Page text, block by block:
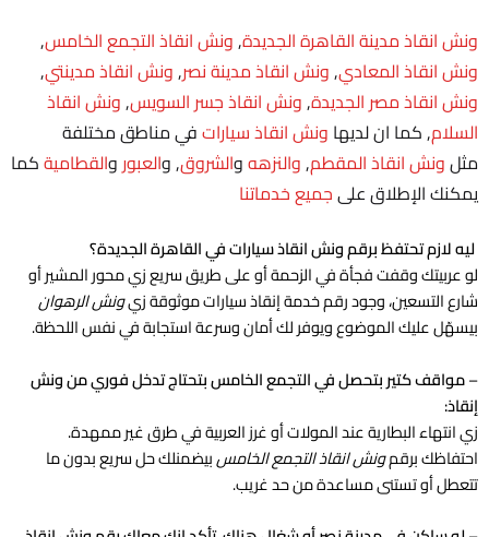
ونش انقاذ مدينة القاهرة الجديدة,ونش انقاذ التجمع الخامس,
ونش انقاذ المعادي,ونش انقاذ مدينة نصر,ونش انقاذ مدينتي,
ونش انقاذ مصر الجديدة,ونش انقاذ جسر السويس,ونش انقاذ
السلام, كما ان لديها ونش انقاذ سياراتفي مناطق مختلفة
مثلونش انقاذ المقطم,والنزههوالشروق, والعبور والقطاميةكما
يمكنك الإطلاق علىجميع خدماتنا
ليه لازم تحتفظ برقم ونش انقاذ سيارات في القاهرة الجديدة؟
لو عربيتك وقفت فجأة في الزحمة أو على طريق سريع زي محور المشير أو
شارع التسعين، وجود رقم خدمة إنقاذ سيارات موثوقة زيونش الرهوان
بيسهّل عليك الموضوع ويوفر لك أمان وسرعة استجابة في نفس اللحظة.
–مواقف كتير بتحصل في التجمع الخامس بتحتاج تدخل فوري من ونش
إنقاذ:
زي انتهاء البطارية عند المولات أو غرز العربية في طرق غير ممهدة.
احتفاظك برقمونش انقاذ التجمع الخامسبيضمنلك حل سريع بدون ما
تتعطل أو تستنى مساعدة من حد غريب.